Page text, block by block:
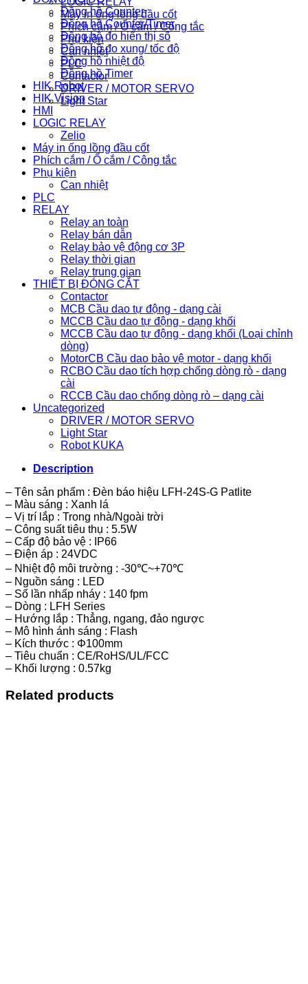
Máy in ống lồng đầu cốt
Phích cắm / Ổ cắm / Công tắc
Phụ kiện
Can nhiệt
PLC
Contactor
DRIVER / MOTOR SERVO
Light Star
Đồng hồ Counter
Đồng hồ Counter/Timer
Đồng hồ đo hiển thị số
Đồng hồ đo xung/ tốc độ
Đồng hồ nhiệt độ
Đồng hồ Timer
HIK Robot
HIK Vision
HMI
LOGIC RELAY
Zelio
Máy in ống lồng đầu cốt
Phích cắm / Ổ cắm / Công tắc
Phụ kiện
Can nhiệt
PLC
RELAY
Relay an toàn
Relay bán dẫn
Relay bảo vệ động cơ 3P
Relay thời gian
Relay trung gian
THIẾT BỊ ĐÓNG CẮT
Contactor
MCB Cầu dao tự động - dạng cài
MCCB Cầu dao tự động - dạng khối
MCCB Cầu dao tự động - dạng khối (Loại chỉnh
dòng)
MotorCB Cầu dao bảo vệ motor - dạng khối
RCBO Cầu dao tích hợp chống dòng rò - dạng
cài
RCCB Cầu dao chống dòng rò – dạng cài
Uncategorized
DRIVER / MOTOR SERVO
Light Star
Robot KUKA
Description
– Tên sản phẩm : Đèn báo hiệu LFH-24S-G Patlite
– Màu sáng : Xanh lá
– Vị trí lắp : Trong nhà/Ngoài trời
– Công suất tiêu thụ : 5.5W
– Cấp độ bảo vệ : IP66
– Điện áp : 24VDC
– Nhiệt độ môi trường : -30℃~+70℃
– Nguồn sáng : LED
– Số lần nhấp nháy : 140 fpm
– Dòng : LFH Series
– Hướng lắp : Thẳng, ngang, đảo ngược
– Mô hình ánh sáng : Flash
– Kích thước : Φ100mm
– Tiêu chuẩn : CE/RoHS/UL/FCC
– Khối lượng : 0.57kg
Related products